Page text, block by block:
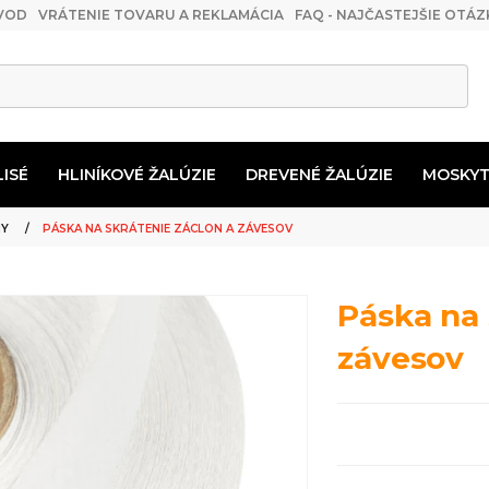
VRÁTENIE TOVARU A REKLAMÁCIA FAQ - NAJČASTEJŠIE
HLINÍKOVÉ ŽALÚZIE DREVENÉ ŽALÚZIE
PÁSKA NA SKRÁTENIE ZÁCLON A ZÁVESOV
Páska
závesov